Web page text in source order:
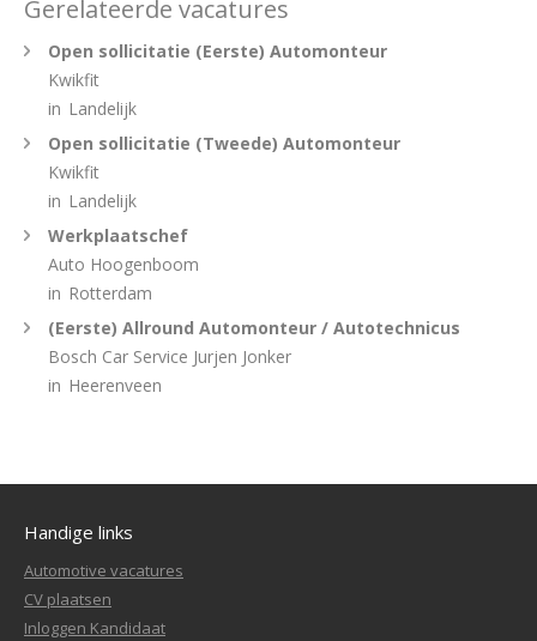
Gerelateerde vacatures
Open sollicitatie (Eerste) Automonteur
Kwikfit
in Landelijk
Open sollicitatie (Tweede) Automonteur
Kwikfit
in Landelijk
Werkplaatschef
Auto Hoogenboom
in Rotterdam
(Eerste) Allround Automonteur / Autotechnicus
Bosch Car Service Jurjen Jonker
in Heerenveen
Handige links
Automotive vacatures
CV plaatsen
Inloggen Kandidaat